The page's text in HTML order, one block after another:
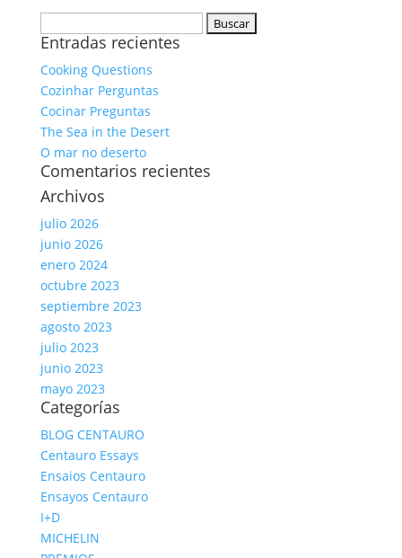
Entradas recientes
Cooking Questions
Cozinhar Perguntas
Cocinar Preguntas
The Sea in the Desert
O mar no deserto
Comentarios recientes
Archivos
julio 2026
junio 2026
enero 2024
octubre 2023
septiembre 2023
agosto 2023
julio 2023
junio 2023
mayo 2023
Categorías
BLOG CENTAURO
Centauro Essays
Ensaios Centauro
Ensayos Centauro
I+D
MICHELIN